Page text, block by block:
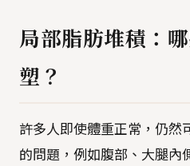
局部脂肪堆積：
塑？
許多人即使體重正常，仍然
的問題，例如腹部、大腿內